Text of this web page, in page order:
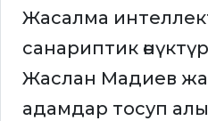
Жасалма
санариптик
Жаслан Мадиев
адамдар тосуп